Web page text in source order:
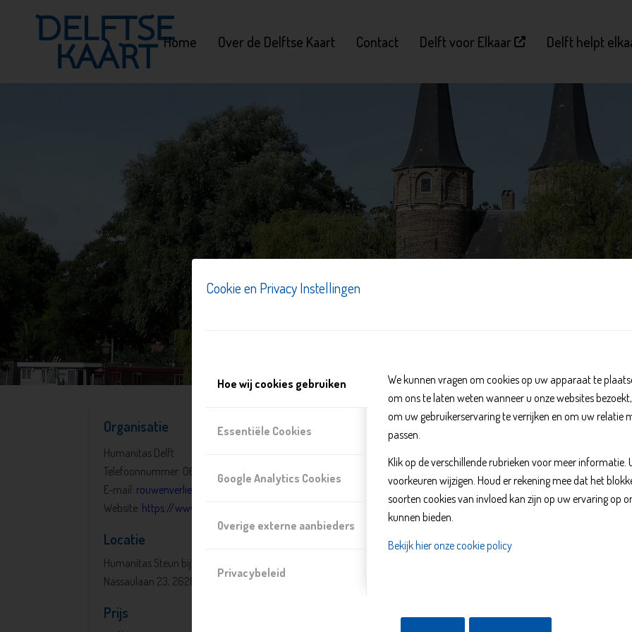
Cookie en Privacy Instellingen
Hoe wij cookies gebruiken
Essentiële Cookies
Google Analytics Cookies
Overige externe aanbieders
Privacybeleid
We kunnen vragen om cookies op uw apparaat te
om ons te laten weten wanneer u onze websites
om uw gebruikerservaring te verrijken en om uw relatie
passen.
Klik op de verschillende rubrieken voor meer informatie.
voorkeuren wijzigen. Houd er rekening mee dat het
soorten cookies van invloed kan zijn op uw ervaring op
kunnen bieden.
Bekijk hier onze cookie policy
Home Over de Delftse Kaart Contact Delft voor Elkaar Delft helpt
Organisatie
Humanitas Delft
Telefoonnummer: 06 17608760
E-mail: rouwenverlies@humanitasdelft.nl
Website: https://www.humanitas.nl/delft
Locatie
Humanitas Steun bij Rouw en Verlies
Nassaulaan 23, 2628 GA, Delft
Prijs